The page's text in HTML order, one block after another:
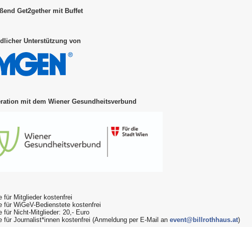
Get2gether mit Buffet
Unterstützung von
mit dem Wiener Gesundheitsverbund
für Mitglieder kostenfrei
für WiGeV-Bedienstete kostenfrei
für Nicht-Mitglieder: 20,- Euro
für Journalist*innen kostenfrei (Anmeldung per E-Mail an event@billrothhaus.at)